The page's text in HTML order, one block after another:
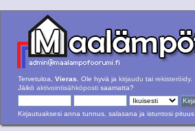
Tervetuloa, Vieras . Ole hyvä ja kirjaudu tai rekisteröidy.
Jäikö aktivointisähköposti saamatta?
Kirjautuaksesi anna tunnus, salasana ja istuntosi pituus